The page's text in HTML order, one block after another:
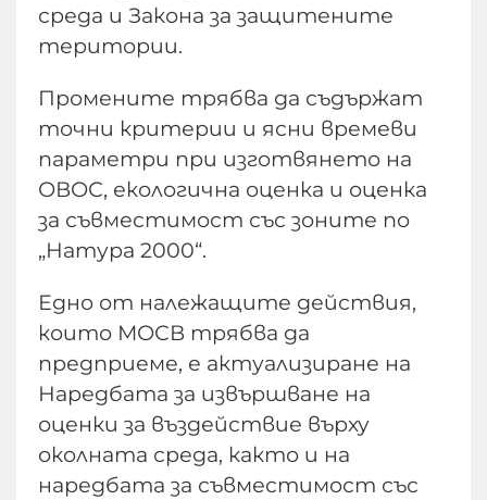
среда и Закона за защитените
територии.
Промените трябва да съдържат
точни критерии и ясни времеви
параметри при изготвянето на
ОВОС, екологична оценка и оценка
за съвместимост със зоните по
„Натура 2000“.
Едно от належащите действия,
които МОСВ трябва да
предприеме, е актуализиране на
Наредбата за извършване на
оценки за въздействие върху
околната среда, както и на
наредбата за съвместимост със